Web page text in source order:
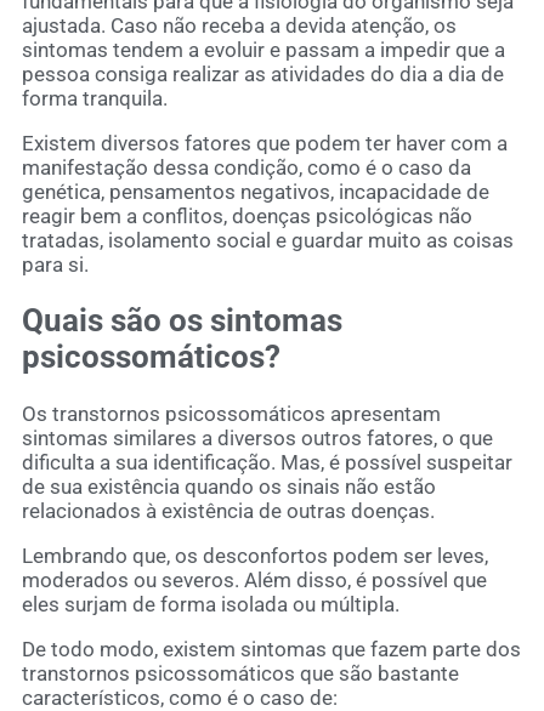
ajustada. Caso não receba a devida atenção, os
sintomas tendem a evoluir e passam a impedir que a
pessoa consiga realizar as atividades do dia a dia de
forma tranquila.
Existem diversos fatores que podem ter haver com a
manifestação dessa condição, como é o caso da
genética, pensamentos negativos, incapacidade de
reagir bem a conflitos, doenças psicológicas não
tratadas, isolamento social e guardar muito as coisas
para si.
Quais são os sintomas
psicossomáticos?
Os transtornos psicossomáticos apresentam
sintomas similares a diversos outros fatores, o que
dificulta a sua identificação. Mas, é possível suspeitar
de sua existência quando os sinais não estão
relacionados à existência de outras doenças.
Lembrando que, os desconfortos podem ser leves,
moderados ou severos. Além disso, é possível que
eles surjam de forma isolada ou múltipla.
De todo modo, existem sintomas que fazem parte dos
transtornos psicossomáticos que são bastante
característicos, como é o caso de: